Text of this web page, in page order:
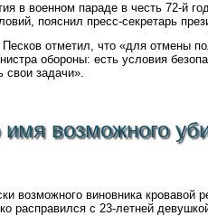
в военном параде в честь 72-й
пояснил пресс-секретарь
отметил, что «для отмены
обороны: есть условия
свои задачи».
имя возможного
возможного виновника кровавой
расправился с 23-летней